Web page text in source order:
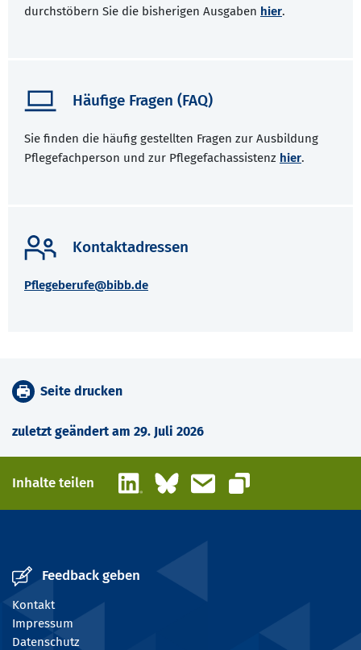
durchstöbern Sie die bisherigen Ausgaben hier.
Häufige Fragen (FAQ)
Sie finden die häufig gestellten Fragen zur Ausbildung
Pflegefachperson und zur Pflegefachassistenz hier.
Kontaktadressen
Pflegeberufe@bibb.de
zuletzt geändert am 29. Juli 2026
Seite drucken
Inhalte teilen LinkedInBlueskyE-Mail
Link kopieren
Feedback geben
Kontakt
Impressum
Datenschutz